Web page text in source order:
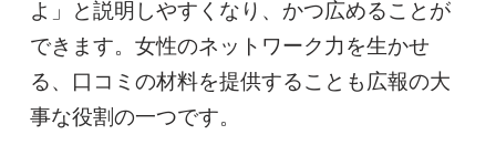
よ」と説明しやすくなり、かつ広めることが
できます。女性のネットワーク力を生かせ
る、口コミの材料を提供することも広報の大
事な役割の一つです。